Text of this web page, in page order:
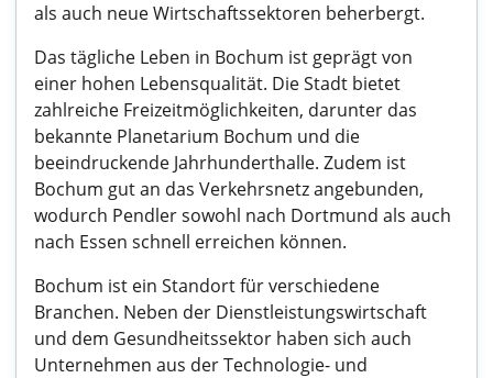
als auch neue Wirtschaftssektoren beherbergt.
Das tägliche Leben in Bochum ist geprägt von
einer hohen Lebensqualität. Die Stadt bietet
zahlreiche Freizeitmöglichkeiten, darunter das
bekannte Planetarium Bochum und die
beeindruckende Jahrhunderthalle. Zudem ist
Bochum gut an das Verkehrsnetz angebunden,
wodurch Pendler sowohl nach Dortmund als auch
nach Essen schnell erreichen können.
Bochum ist ein Standort für verschiedene
Branchen. Neben der Dienstleistungswirtschaft
und dem Gesundheitssektor haben sich auch
Unternehmen aus der Technologie- und